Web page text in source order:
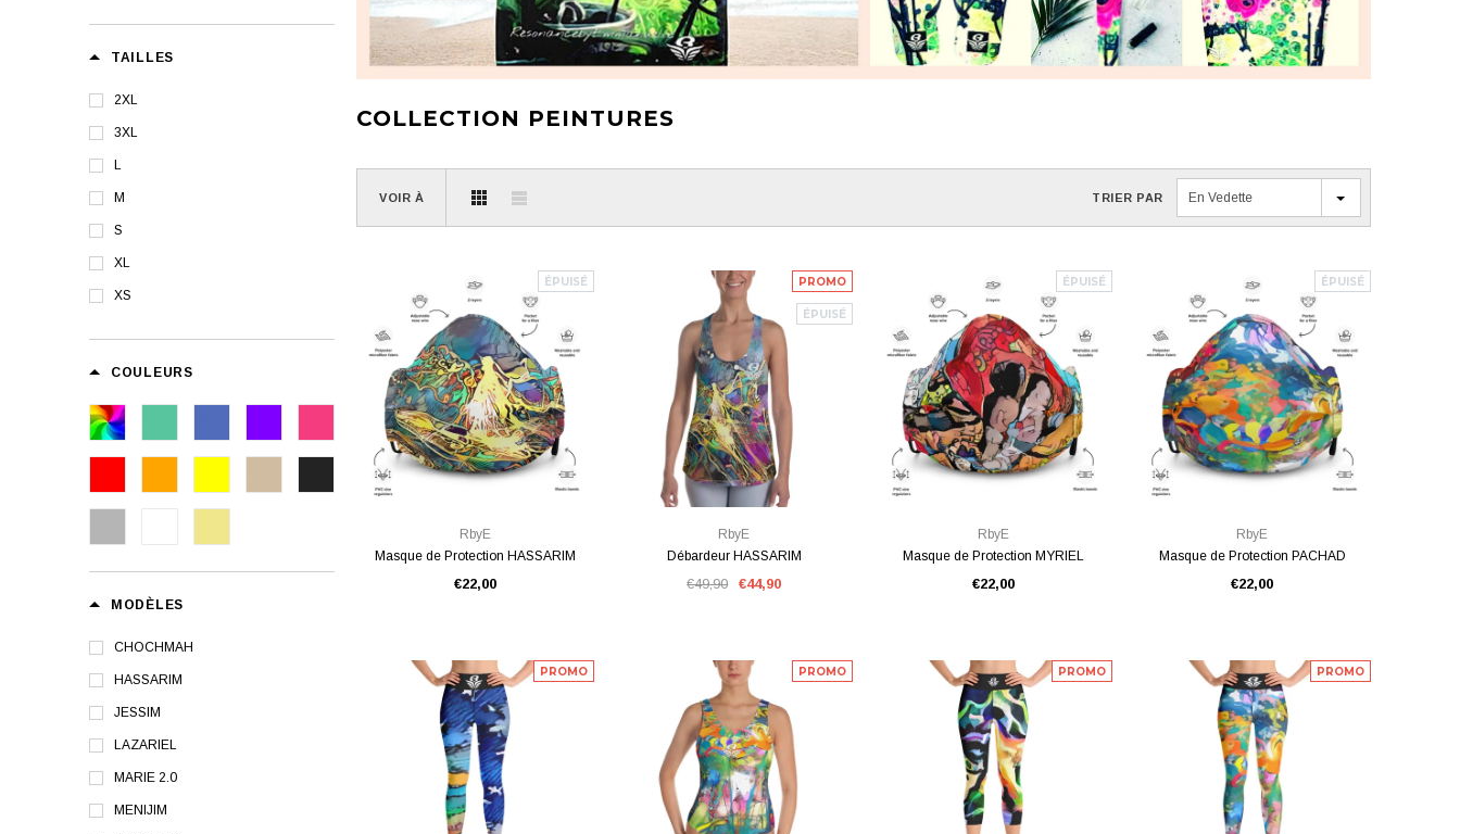
TAILLES
2XL
3XL
L
M
S
XL
XS
COULEURS
MODÈLES
CHOCHMAH
HASSARIM
JESSIM
LAZARIEL
MARIE 2.0
MENIJIM
COLLECTION PEINTURES
VOIR À TRIER PAR En Vedette
ÉPUISÉ
RbyE
Masque de Protection HASSARIM
€22,00
PROMO
ÉPUISÉ
VUE RAPIDE
RbyE
Débardeur HASSARIM
€49,90 €44,90
ÉPUISÉ
RbyE
Masque de Protection MYRIEL
€22,00
ÉPUISÉ
RbyE
Masque de Protection PACHAD
€22,00
PROMO PROMO PROMO PROMO